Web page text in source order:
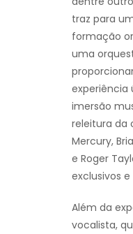
traz para
formação
uma
experiência
imersão
releitura da
Mercury,
e Roger
exclusivos
Além da
vocalista,